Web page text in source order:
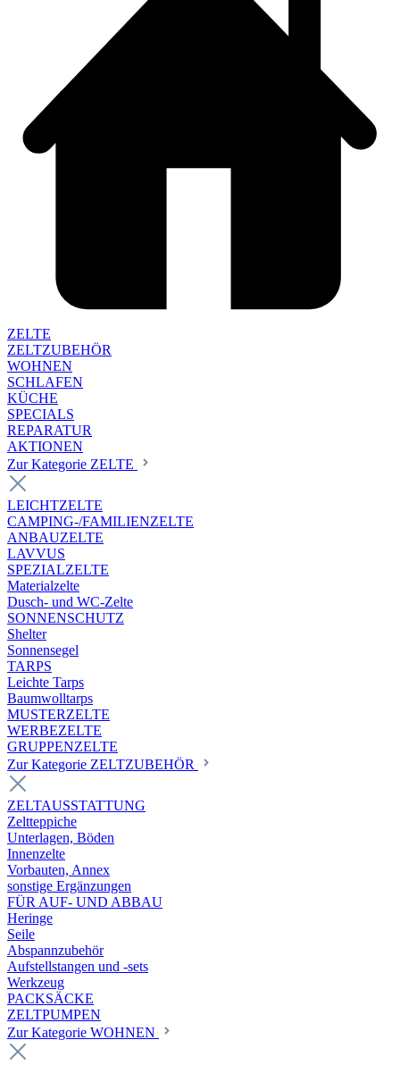
ZELTE
ZELTZUBEHÖR
WOHNEN
SCHLAFEN
KÜCHE
SPECIALS
REPARATUR
AKTIONEN
Zur Kategorie ZELTE
LEICHTZELTE
CAMPING-/FAMILIENZELTE
ANBAUZELTE
LAVVUS
SPEZIALZELTE
Materialzelte
Dusch- und WC-Zelte
SONNENSCHUTZ
Shelter
Sonnensegel
TARPS
Leichte Tarps
Baumwolltarps
MUSTERZELTE
WERBEZELTE
GRUPPENZELTE
Zur Kategorie ZELTZUBEHÖR
ZELTAUSSTATTUNG
Zeltteppiche
Unterlagen, Böden
Innenzelte
Vorbauten, Annex
sonstige Ergänzungen
FÜR AUF- UND ABBAU
Heringe
Seile
Abspannzubehör
Aufstellstangen und -sets
Werkzeug
PACKSÄCKE
ZELTPUMPEN
Zur Kategorie WOHNEN